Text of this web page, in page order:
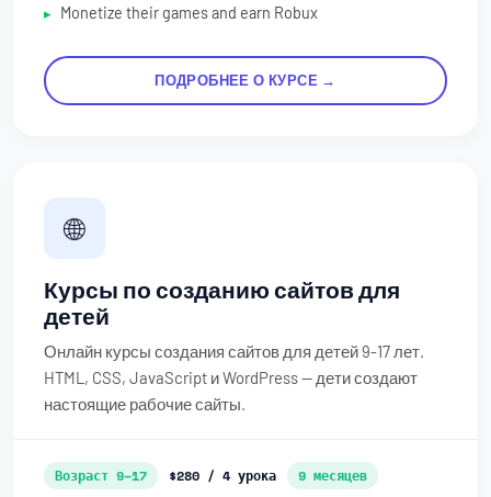
Monetize their games and earn Robux
ПОДРОБНЕЕ О КУРСЕ →
🌐
Курсы по созданию сайтов для
детей
Онлайн курсы создания сайтов для детей 9-17 лет.
HTML, CSS, JavaScript и WordPress — дети создают
настоящие рабочие сайты.
Возраст 9–17 $280 / 4 урока 9 месяцев